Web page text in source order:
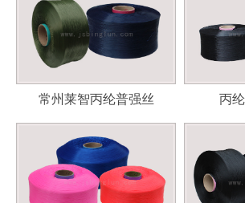
常州莱智丙纶普强丝 丙